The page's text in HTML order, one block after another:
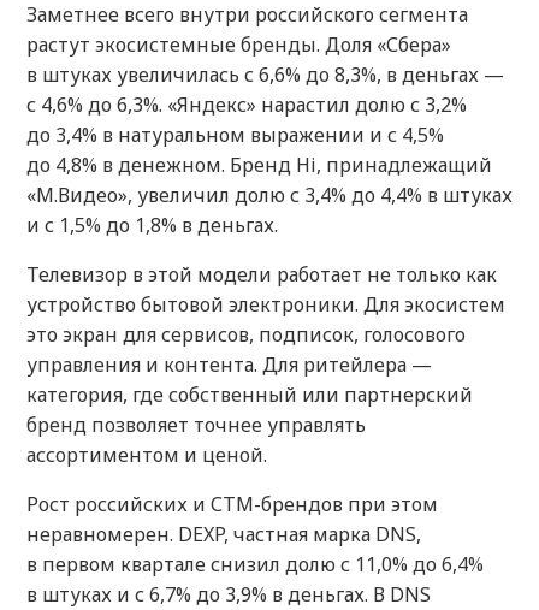
Заметнее всего внутри российского сегмента
растут экосистемные бренды. Доля «Сбера»
в штуках увеличилась с 6,6% до 8,3%, в деньгах —
с 4,6% до 6,3%. «Яндекс» нарастил долю с 3,2%
до 3,4% в натуральном выражении и с 4,5%
до 4,8% в денежном. Бренд Hi, принадлежащий
«М.Видео», увеличил долю с 3,4% до 4,4% в штуках
и с 1,5% до 1,8% в деньгах.
Телевизор в этой модели работает не только как
устройство бытовой электроники. Для экосистем
это экран для сервисов, подписок, голосового
управления и контента. Для ритейлера —
категория, где собственный или партнерский
бренд позволяет точнее управлять
ассортиментом и ценой.
Рост российских и СТМ-брендов при этом
неравномерен. DEXP, частная марка DNS,
в первом квартале снизил долю с 11,0% до 6,4%
в штуках и с 6,7% до 3,9% в деньгах. В DNS